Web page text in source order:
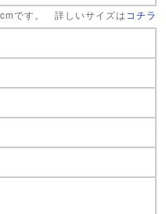
です。 詳しいサイズは コチラ